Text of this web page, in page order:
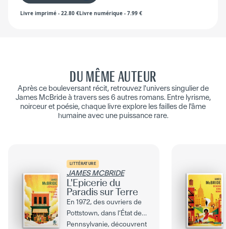
Livre imprimé - 22.80 €Livre numérique - 7.99 €
DU MÊME AUTEUR
Après ce bouleversant récit, retrouvez l'univers singulier de
James McBride à travers ses 6 autres romans. Entre lyrisme,
noirceur et poésie, chaque livre explore les failles de l'âme
humaine avec une puissance rare.
LITTÉRATURE
JAMES MCBRIDE
L'Épicerie du
Paradis sur Terre
En 1972, des ouvriers de
Pottstown, dans l’État de
Pennsylvanie, découvrent